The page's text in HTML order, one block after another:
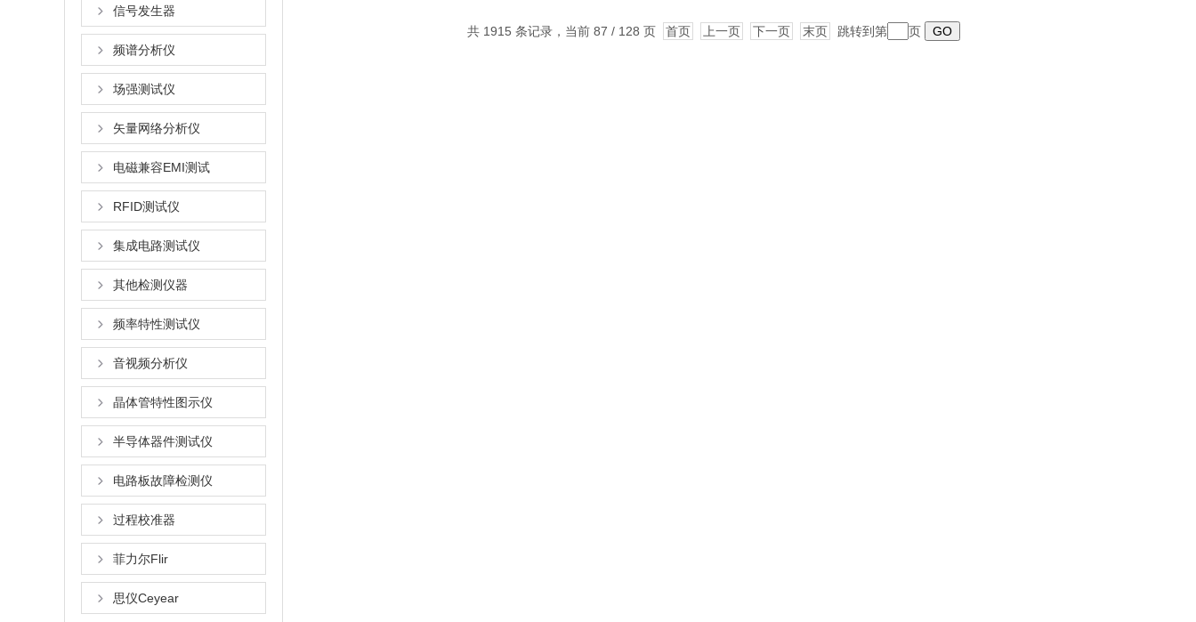
信号发生器
频谱分析仪
场强测试仪
矢量网络分析仪
电磁兼容EMI测试
RFID测试仪
集成电路测试仪
其他检测仪器
频率特性测试仪
音视频分析仪
晶体管特性图示仪
半导体器件测试仪
电路板故障检测仪
过程校准器
菲力尔Flir
思仪Ceyear
共 1915 条记录，当前 87 / 128 页 首页 上一页 下一页 末页 跳转到第 页